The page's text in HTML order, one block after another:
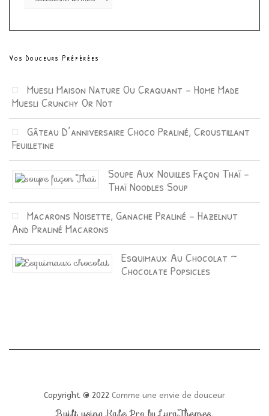
Vos Douceurs Préférées
Muesli Maison Nature Ou Craquant – Home Made
Muesli Crunchy Or Not
Gâteau D’anniversaire Choco Praliné, Croustillant
Feuilletine
Soupe Aux Nouilles Façon Thaï –
Thaï Noodles Soup
Macarons Noisette, Ganache Praliné – Hazelnut
And Praliné Macarons
Esquimaux Au Chocolat ~
Chocolate Popsicles
Copyright © 2022 Comme une envie de douceur